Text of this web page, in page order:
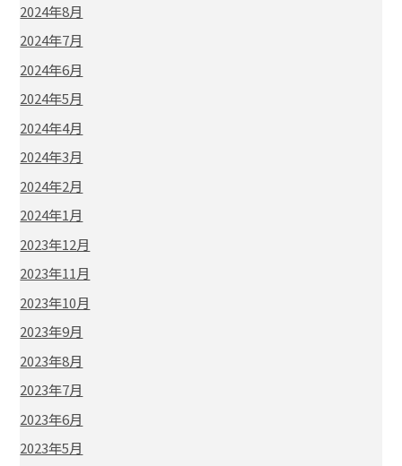
2024年8月
2024年7月
2024年6月
2024年5月
2024年4月
2024年3月
2024年2月
2024年1月
2023年12月
2023年11月
2023年10月
2023年9月
2023年8月
2023年7月
2023年6月
2023年5月